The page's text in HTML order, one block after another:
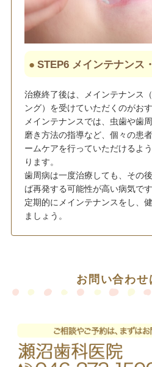
STEP6 メインテナンス
治療終了後は、メインテナンス
ング）を受けていただくのがおす
メインテナンスでは、虫歯や歯
磨き方法の指導など、個々の患
ームケアを行っていただけるよ
ります。
歯周病は一度治療しても、その
ば再発する可能性が高い病気です
定期的にメインテナンスをし、
ましょう。
お問い合わせ